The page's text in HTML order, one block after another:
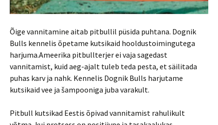
Õige vannitamine aitab pitbullil püsida puhtana. Dognik
Bulls kennelis õpetame kutsikaid hooldustoimingutega
harjuma.Ameerika pitbullterjer ei vaja sagedast
vannitamist, kuid aeg-ajalt tuleb teda pesta, et säilitada
puhas karv ja nahk. Kennelis Dognik Bulls harjutame
kutsikaid vee ja šampooniga juba varakult.
Pitbull kutsikad Eestis õpivad vannitamist rahulikult